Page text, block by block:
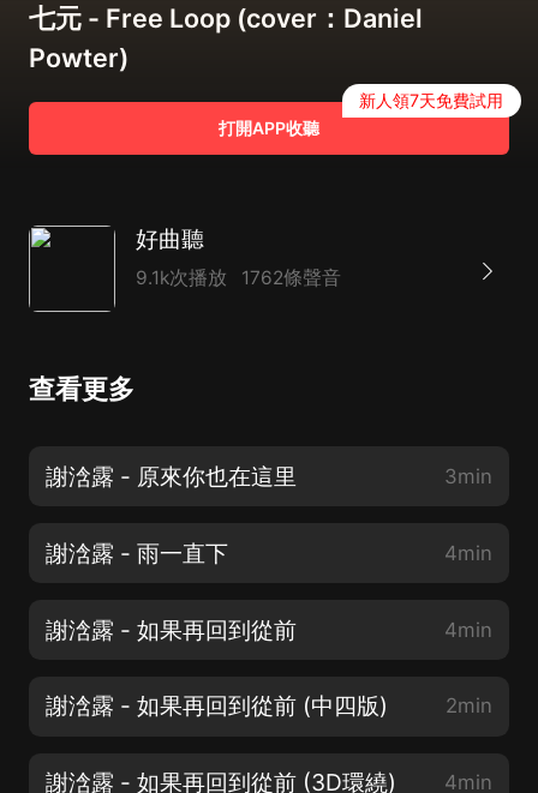
七元 - Free Loop (cover：Daniel
Powter)
打開APP收聽
新人領7天免費試用
好曲聽
9.1k次播放 1762條聲音
查看更多
謝浛露 - 原來你也在這里 3min
謝浛露 - 雨一直下 4min
謝浛露 - 如果再回到從前 4min
謝浛露 - 如果再回到從前 (中四版) 2min
謝浛露 - 如果再回到從前 (3D環繞) 4min